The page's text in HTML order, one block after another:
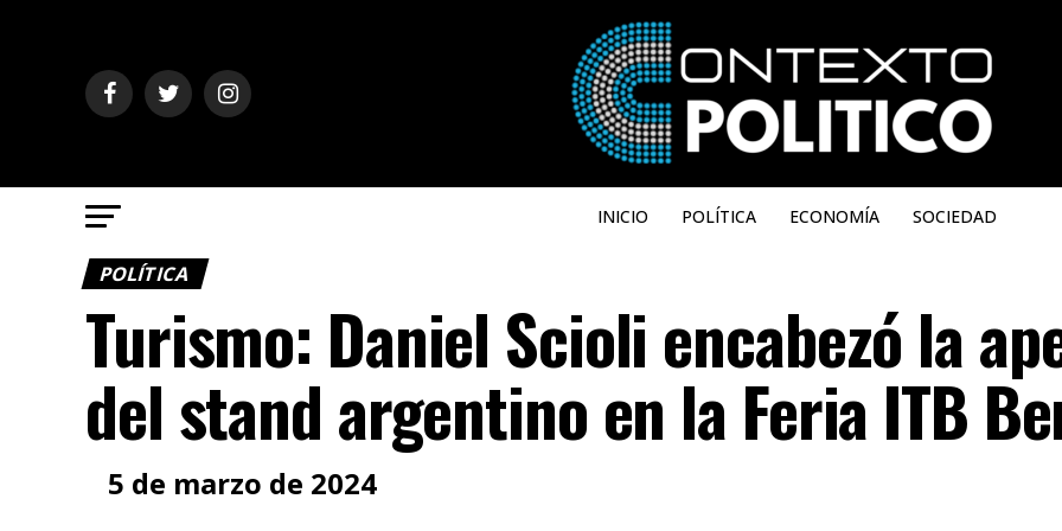
INICIO POLÍTICA ECONOMÍA SOCIEDAD
POLÍTICA
Turismo: Daniel Scioli encabezó la
del stand argentino en la Feria ITB
5 de marzo de 2024